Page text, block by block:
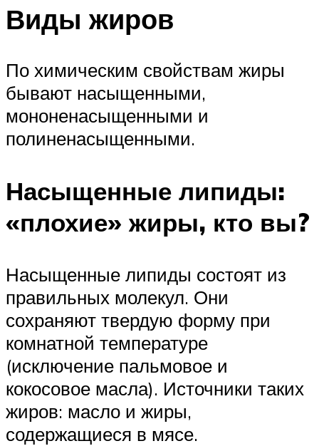
Виды жиров
По химическим свойствам жиры
бывают насыщенными,
мононенасыщенными и
полиненасыщенными.
Насыщенные липиды:
«плохие» жиры, кто вы?
Насыщенные липиды состоят из
правильных молекул. Они
сохраняют твердую форму при
комнатной температуре
(исключение пальмовое и
кокосовое масла). Источники таких
жиров: масло и жиры,
содержащиеся в мясе.